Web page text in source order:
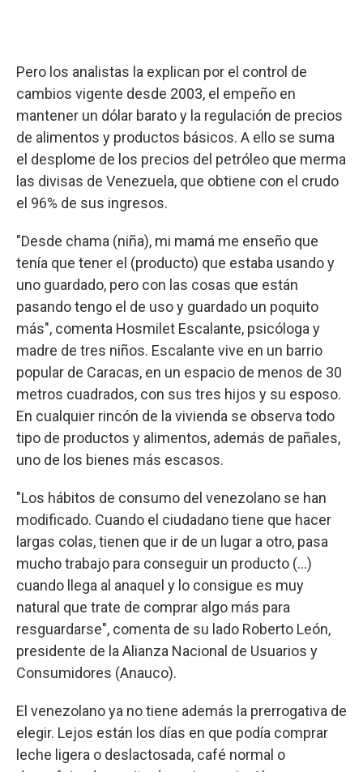
Pero los analistas la explican por el control de
cambios vigente desde 2003, el empeño en
mantener un dólar barato y la regulación de precios
de alimentos y productos básicos. A ello se suma
el desplome de los precios del petróleo que merma
las divisas de Venezuela, que obtiene con el crudo
el 96% de sus ingresos.
"Desde chama (niña), mi mamá me enseño que
tenía que tener el (producto) que estaba usando y
uno guardado, pero con las cosas que están
pasando tengo el de uso y guardado un poquito
más", comenta Hosmilet Escalante, psicóloga y
madre de tres niños. Escalante vive en un barrio
popular de Caracas, en un espacio de menos de 30
metros cuadrados, con sus tres hijos y su esposo.
En cualquier rincón de la vivienda se observa todo
tipo de productos y alimentos, además de pañales,
uno de los bienes más escasos.
"Los hábitos de consumo del venezolano se han
modificado. Cuando el ciudadano tiene que hacer
largas colas, tienen que ir de un lugar a otro, pasa
mucho trabajo para conseguir un producto (...)
cuando llega al anaquel y lo consigue es muy
natural que trate de comprar algo más para
resguardarse", comenta de su lado Roberto León,
presidente de la Alianza Nacional de Usuarios y
Consumidores (Anauco).
El venezolano ya no tiene además la prerrogativa de
elegir. Lejos están los días en que podía comprar
leche ligera o deslactosada, café normal o